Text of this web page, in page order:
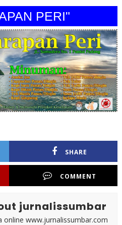
PERI"
SHARE
COMMENT
jurnalissumbar
online www.jurnalissumbar.com